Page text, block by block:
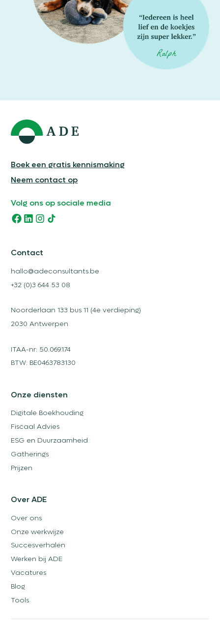
Boek een gratis kennismaking
Neem contact op
Volg ons op sociale media
Contact
hallo@adeconsultants.be
+32 (0)3 644 53 08
Noorderlaan 133 bus 11 (4e verdieping)
2030 Antwerpen
ITAA-nr: 50.069.174
BTW: BE0463783130
Onze diensten
Digitale Boekhouding
Fiscaal Advies
ESG en Duurzaamheid
Gatherings
Prijzen
Over ADE
Over ons
Onze werkwijze
Succesverhalen
Werken bij ADE
Vacatures
Blog
Tools